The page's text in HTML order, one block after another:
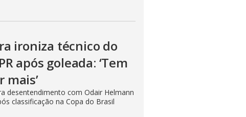
ironiza técnico do
após goleada: ‘Tem
mais’
desentendimento com Odair Helmann
classificação na Copa do Brasil